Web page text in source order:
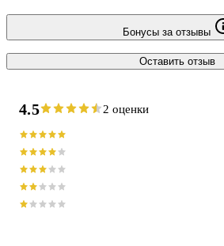
Бонусы за отзывы
Оставить отзыв
4.5 2 оценки